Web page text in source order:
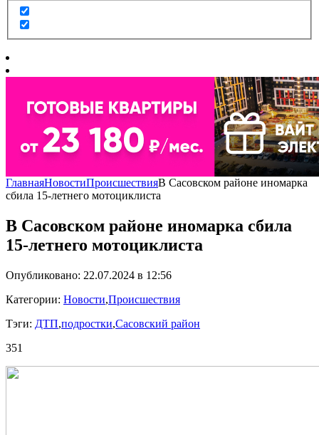
ГлавнаяНовостиПроисшествияВ Сасовском районе иномарка
сбила 15-летнего мотоциклиста
В Сасовском районе иномарка сбила
15-летнего мотоциклиста
Опубликовано: 22.07.2024 в 12:56
Категории: Новости,Происшествия
Тэги: ДТП,подростки,Сасовский район
351